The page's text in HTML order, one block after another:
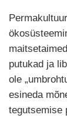
putukad ja
ole
esineda
tegutsemise